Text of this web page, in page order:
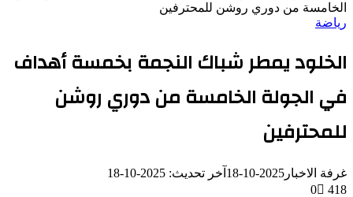
الخامسة من دوري روشن للمحترفين
رياضة
الخلود يمطر شباك النجمة بخمسة أهداف
في الجولة الخامسة من دوري روشن
للمحترفين
غرفة الاخبار 2025-10-18
آخر تحديث: 2025-10-18
0
418